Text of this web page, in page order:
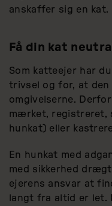
anskaffer sig en kat.
Få din kat
Som katteejer har
trivsel og for, at den
omgivelserne.
mærket, registreret,
hunkat) eller
En hunkat med
med sikkerhed
ejerens ansvar at
langt fra altid er let.